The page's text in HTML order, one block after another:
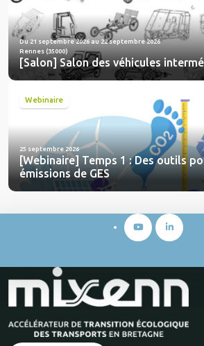
Du 21 septembre 2026 au 22 septembre 2026
Rennes (35000)
[Salon] Salon des véhicules
Webinaire
25 septembre 2026
[Webinaire] Temps 1 : Des outils
émissions de GES